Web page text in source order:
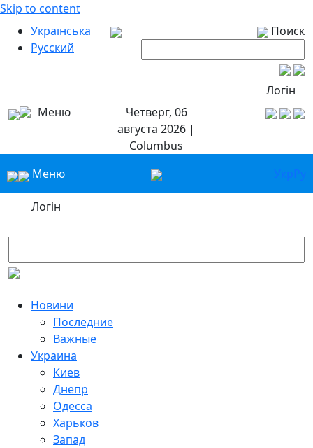
Skip to content
Українська
Русский
Поиск
Логін
Меню
Четверг, 06
августа 2026 |
Columbus
Меню
УкрРу
Логін
Новини
Последние
Важные
Украина
Киев
Днепр
Одесса
Харьков
Запад